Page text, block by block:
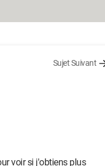
Sujet Suivant
voir si j'obtiens plus